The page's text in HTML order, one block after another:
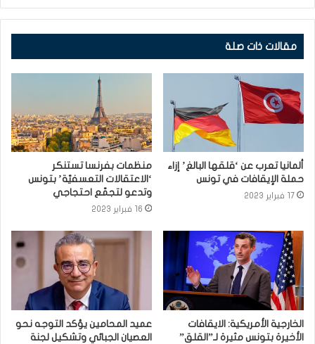
مقالات ذات صلة
ألمانيا تعرب عن ‘قلقها البالغ’ إزاء
حملة الإيقافات في تونس
17 فبراير 2023
منظمات بفرنسا تستنكر
‘الاعتقالات التعسفيّة’ بتونس
وتدعو لتجمّع احتجاجي
16 فبراير 2023
الخارجية الأمريكية: الايقافات
الأخيرة بتونس مثيرة لـ”القلق”
عميد المحامين يؤكد التوجه نحو
العصيان الجبائي وتشكيل لجنة